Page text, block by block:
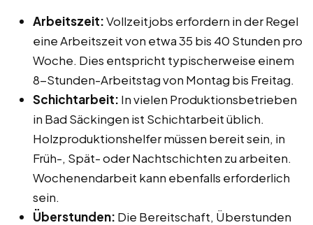
Arbeitszeit:Vollzeitjobs erfordern in der Regel
eine Arbeitszeit von etwa 35 bis 40 Stunden pro
Woche. Dies entspricht typischerweise einem
8-Stunden-Arbeitstag von Montag bis Freitag.
Schichtarbeit: In vielen Produktionsbetrieben
in Bad Säckingen ist Schichtarbeit üblich.
Holzproduktionshelfer müssen bereit sein, in
Früh-, Spät- oder Nachtschichten zu arbeiten.
Wochenendarbeit kann ebenfalls erforderlich
sein.
Überstunden: Die Bereitschaft, Überstunden